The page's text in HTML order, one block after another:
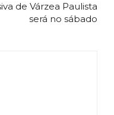
de Várzea Paulista
será no sábado